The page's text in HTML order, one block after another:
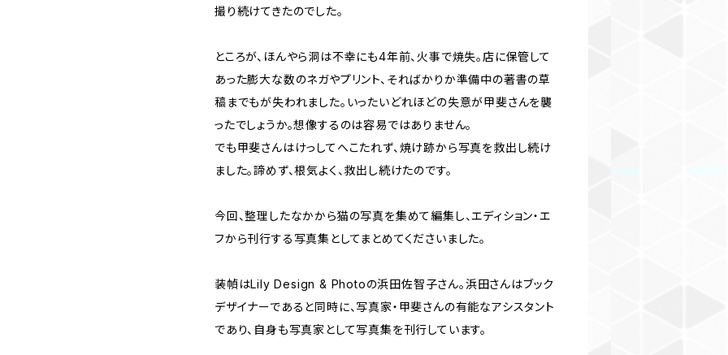
撮り続けてきたのでした。
ところが、ほんやら洞は不幸にも4年前、火事で焼失。店に保管して
あった膨大な数のネガやプリント、そればかりか準備中の著書の草
稿までもが失われました。いったいどれほどの失意が甲斐さんを襲
ったでしょうか。想像するのは容易ではありません。
でも甲斐さんはけっしてへこたれず、焼け跡から写真を救出し続け
ました。諦めず、根気よく、救出し続けたのです。
今回、整理したなかから猫の写真を集めて編集し、エディション・エ
フから刊行する写真集としてまとめてくださいました。
装幀はLily Design & Photoの浜田佐智子さん。浜田さんはブック
デザイナーであると同時に、写真家・甲斐さんの有能なアシスタント
であり、自身も写真家として写真集を刊行しています。